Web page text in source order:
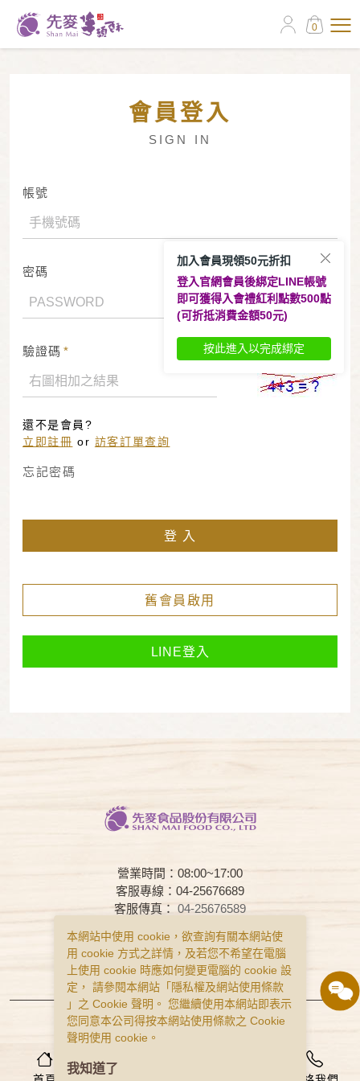
0
會員登入
SIGN IN
帳號
密碼
驗證碼 *
還不是會員?
立即註冊 or 訪客訂單查詢
忘記密碼
登 入
舊會員啟用
LINE登入
營業時間：08:00~17:00
客服專線：04-25676689
客服傳真： 04-25676589
常見問題 購物說明
隱私權政策
服務條款
Copyright © Smai All Rights Reserved.
食品業者登錄字號 B-122977643-00001-0
本網站中使用 cookie，欲查詢有關本網站使
用 cookie 方式之詳情，及若您不希望在電腦
上使用 cookie 時應如何變更電腦的 cookie 設
定， 請參閱本網站「 隱私權及網站使用條款
」之 Cookie 聲明。 您繼續使用本網站即表示
您同意本公司得按本網站使用條款之 Cookie
聲明使用 cookie。
我知道了
加入會員現領50元折扣
登入官網會員後綁定LINE帳號
即可獲得入會禮紅利點數500點
(可折抵消費金額50元)
按此進入以完成綁定